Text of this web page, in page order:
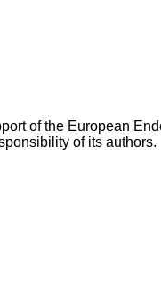
of the European
of its authors.